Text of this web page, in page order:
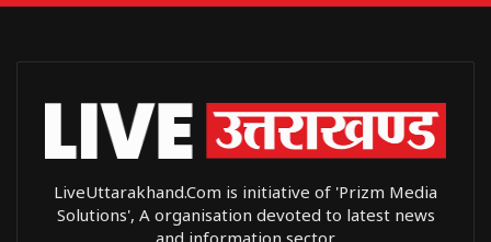
LiveUttarakhand.Com is initiative of 'Prizm Media
Solutions', A organisation devoted to latest news